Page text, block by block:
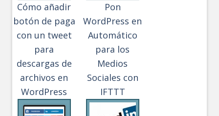
Cómo añadir
botón de paga
con un tweet
para
descargas de
archivos en
WordPress
Pon
WordPress en
Automático
para los
Medios
Sociales con
IFTTT